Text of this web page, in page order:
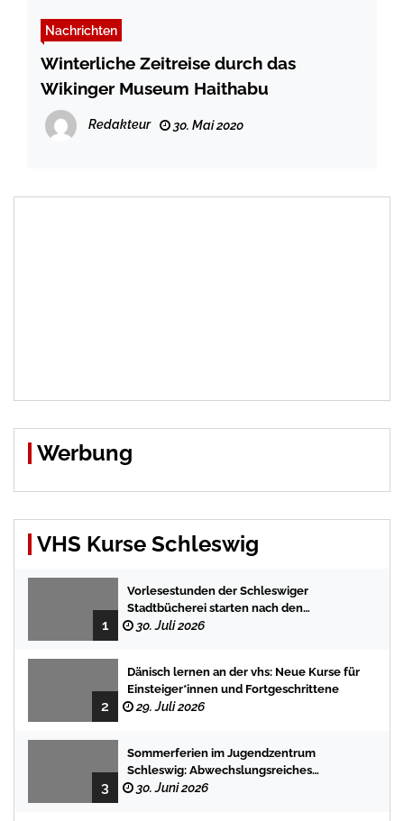
Nachrichten
Winterliche Zeitreise durch das
Wikinger Museum Haithabu
Redakteur 30. Mai 2020
Werbung
VHS Kurse Schleswig
1
Vorlesestunden der Schleswiger
Stadtbücherei starten nach den
Sommerferien mit spannenden
30. Juli 2026
2
Dänisch lernen an der vhs: Neue Kurse für
Einsteiger*innen und Fortgeschrittene
29. Juli 2026
3
Sommerferien im Jugendzentrum
Schleswig: Abwechslungsreiches
Programm für Kinder und Jugendliche
30. Juni 2026